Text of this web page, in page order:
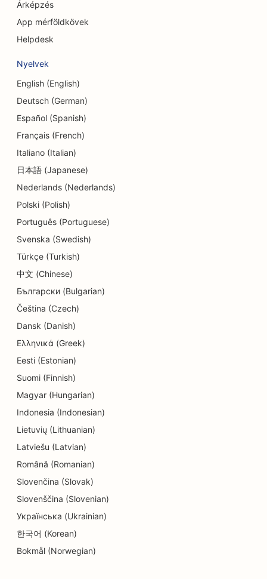
SEO tanácsadó cégek számára
SEO a Delis számára
SEO az adósságtanácsadási szolgáltatások
SEO a valutaváltó szolgáltatások számára
SEO a táncstúdiók számára
SEO az óvodák számára
SEO fogászati klinikák számára
SEO a részletek üzletei számára
SEO for Diners
SEO a süteményboltok számára
SEO az oktatási és gyermekgondozási
szolgáltatásokhoz
SEO a Donut üzletek számára
SEO villanyszerelők számára
SEO a vegytisztítók számára
SEO elektronikai üzletek számára
SEO endodontistáknak
SEO a szórakozás és rekreáció számára
SEO a szabadulószobák számára
EO etnikai éttermek számára
SEO a Farm-to-Table éttermek számára
Árképzés
App mérföldkövek
Helpdesk
Nyelvek
English (English)
Deutsch (German)
Español (Spanish)
Français (French)
Italiano (Italian)
日本語 (Japanese)
Nederlands (Nederlands)
Polski (Polish)
Português (Portuguese)
Svenska (Swedish)
Türkçe (Turkish)
中文 (Chinese)
Български (Bulgarian)
Čeština (Czech)
Dansk (Danish)
Ελληνικά (Greek)
Eesti (Estonian)
Suomi (Finnish)
Magyar (Hungarian)
Indonesia (Indonesian)
Lietuvių (Lithuanian)
Latviešu (Latvian)
Română (Romanian)
Slovenčina (Slovak)
Slovenščina (Slovenian)
Українська (Ukrainian)
한국어 (Korean)
Bokmål (Norwegian)